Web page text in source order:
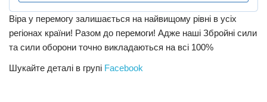
Віра у перемогу залишається на найвищому рівні в усіх
регіонах країни! Разом до перемоги! Адже наші Збройні сили
та сили оборони точно викладаються на всі 100%
Шукайте деталі в групі Facebook